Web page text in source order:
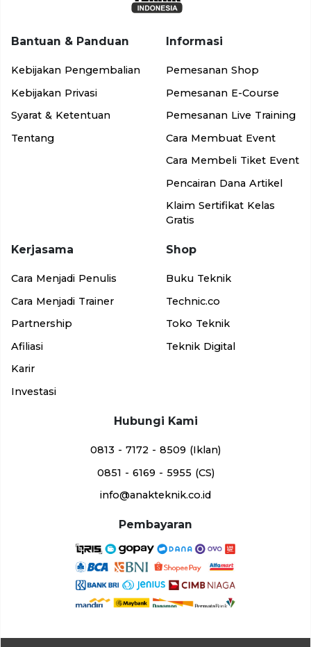
Bantuan & Panduan
Kebijakan Pengembalian
Kebijakan Privasi
Syarat & Ketentuan
Tentang
Informasi
Pemesanan Shop
Pemesanan E-Course
Pemesanan Live Training
Cara Membuat Event
Cara Membeli Tiket Event
Pencairan Dana Artikel
Klaim Sertifikat Kelas
Gratis
Kerjasama
Cara Menjadi Penulis
Cara Menjadi Trainer
Partnership
Afiliasi
Karir
Investasi
Shop
Buku Teknik
Technic.co
Toko Teknik
Teknik Digital
Hubungi Kami
0813 - 7172 - 8509 (Iklan)
0851 - 6169 - 5955 (CS)
info@anakteknik.co.id
Pembayaran